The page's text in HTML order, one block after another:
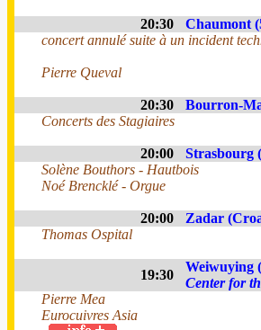
20:30 Chaumont
concert annulé suite à un incident
Pierre Queval
20:30
Bourron-
Concerts des Stagiaires
20:00 Strasbourg
Solène Bouthors - Hautbois
Noé Brencklé - Orgue
20:00 Zadar
Thomas Ospital
19:30
Weiwuying
Center for
Pierre Mea
Eurocuivres Asia